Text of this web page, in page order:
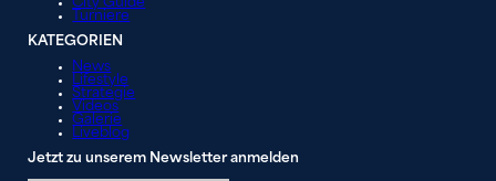
City Guide
Turniere
KATEGORIEN
News
Lifestyle
Strategie
Videos
Galerie
Liveblog
Jetzt zu unserem Newsletter anmelden